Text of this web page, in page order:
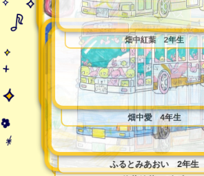
にしかなた 1年生
バスっち